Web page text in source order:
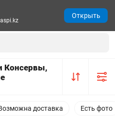
Консервы,
доставка Есть фото
Открыть